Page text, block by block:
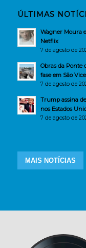
ÚLTIMAS
Wagner Moura
Netflix
7 de agosto de
Obras da Ponte
fase em São
7 de agosto de
Trump assina
nos Estados
7 de agosto de
MAIS NOTÍCIAS